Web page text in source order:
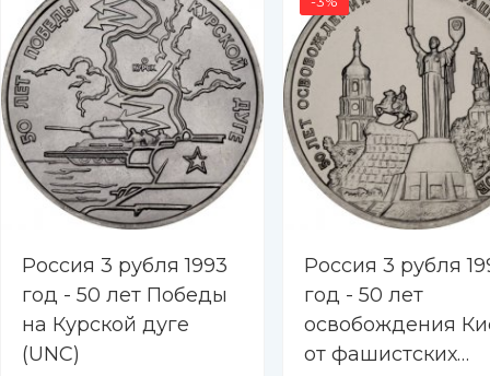
Россия 3 рубля 1993
год - 50 лет Победы
на Курской дуге
(UNC)
Россия 3 рубля
год - 50 лет
освобождения
от фашистских